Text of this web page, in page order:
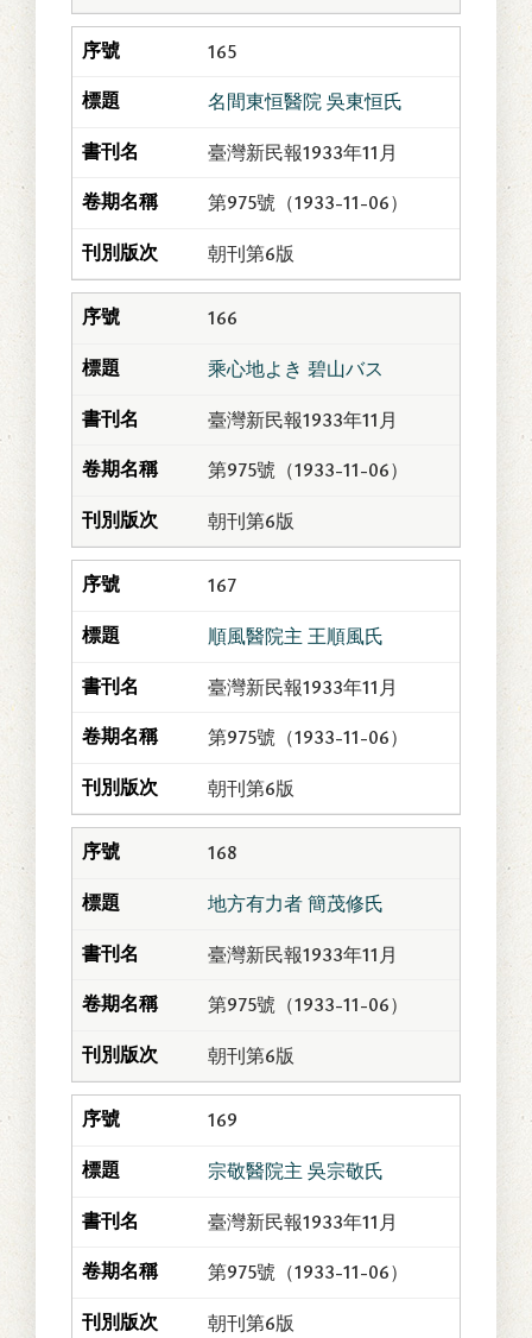
165
名間東恒醫院 吳東恒氏
臺灣新民報1933年11月
第975號（1933-11-06）
朝刊第6版
166
乘心地よき 碧山バス
臺灣新民報1933年11月
第975號（1933-11-06）
朝刊第6版
167
順風醫院主 王順風氏
臺灣新民報1933年11月
第975號（1933-11-06）
朝刊第6版
168
地方有力者 簡茂修氏
臺灣新民報1933年11月
第975號（1933-11-06）
朝刊第6版
169
宗敬醫院主 吳宗敬氏
臺灣新民報1933年11月
第975號（1933-11-06）
朝刊第6版